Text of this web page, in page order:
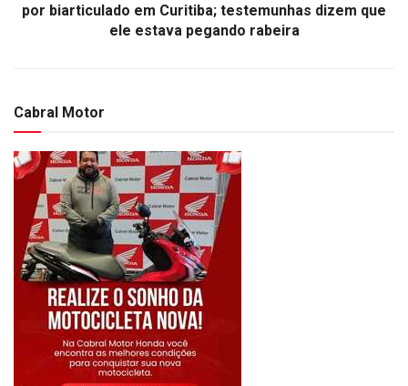
por biarticulado em Curitiba; testemunhas dizem que
ele estava pegando rabeira
Cabral Motor